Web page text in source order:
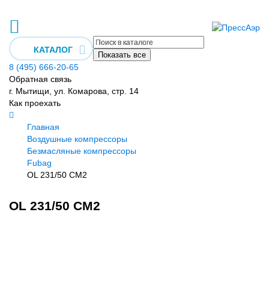
КАТАЛОГ
Показать все
8 (495) 666-20-65
Обратная связь
г. Мытищи, ул. Комарова, стр. 14
Как проехать
Главная
Воздушные компрессоры
Безмасляные компрессоры
Fubag
OL 231/50 CM2
OL 231/50 CM2